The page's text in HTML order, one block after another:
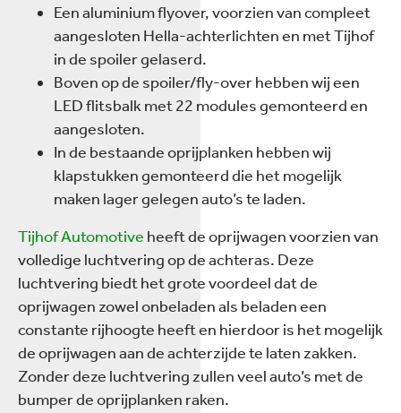
Een aluminium flyover, voorzien van compleet
aangesloten Hella-achterlichten en met Tijhof
in de spoiler gelaserd.
Boven op de spoiler/fly-over hebben wij een
LED flitsbalk met 22 modules gemonteerd en
aangesloten.
In de bestaande oprijplanken hebben wij
klapstukken gemonteerd die het mogelijk
maken lager gelegen auto’s te laden.
Tijhof Automotive heeft de oprijwagen voorzien van
volledige luchtvering op de achteras. Deze
luchtvering biedt het grote voordeel dat de
oprijwagen zowel onbeladen als beladen een
constante rijhoogte heeft en hierdoor is het mogelijk
de oprijwagen aan de achterzijde te laten zakken.
Zonder deze luchtvering zullen veel auto’s met de
bumper de oprijplanken raken.